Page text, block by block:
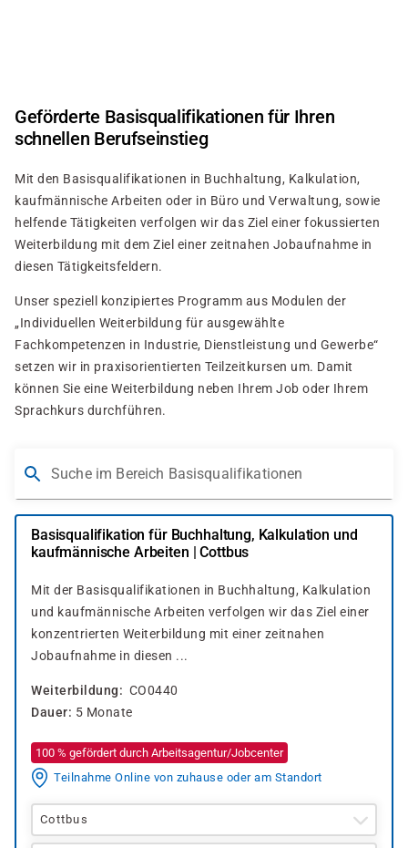
Geförderte Basisqualifikationen für Ihren
schnellen Berufseinstieg
Mit den Basisqualifikationen in Buchhaltung, Kalkulation,
kaufmännische Arbeiten oder in Büro und Verwaltung, sowie
helfende Tätigkeiten verfolgen wir das Ziel einer fokussierten
Weiterbildung mit dem Ziel einer zeitnahen Jobaufnahme in
diesen Tätigkeitsfeldern.
Unser speziell konzipiertes Programm aus Modulen der
„Individuellen Weiterbildung für ausgewählte
Fachkompetenzen in Industrie, Dienstleistung und Gewerbe“
setzen wir in praxisorientierten Teilzeitkursen um. Damit
können Sie eine Weiterbildung neben Ihrem Job oder Ihrem
Sprachkurs durchführen.
Suche im Bereich Basisqualifikationen
Basisqualifikation für Buchhaltung, Kalkulation und
kaufmännische Arbeiten | Cottbus
Mit der Basisqualifikationen in Buchhaltung, Kalkulation
und kaufmännische Arbeiten verfolgen wir das Ziel einer
konzentrierten Weiterbildung mit einer zeitnahen
Jobaufnahme in diesen ...
Weiterbildung
CO0440
Dauer
5 Monate
100 % gefördert durch Arbeitsagentur/Jobcenter
Teilnahme Online von zuhause oder am Standort
Cottbus